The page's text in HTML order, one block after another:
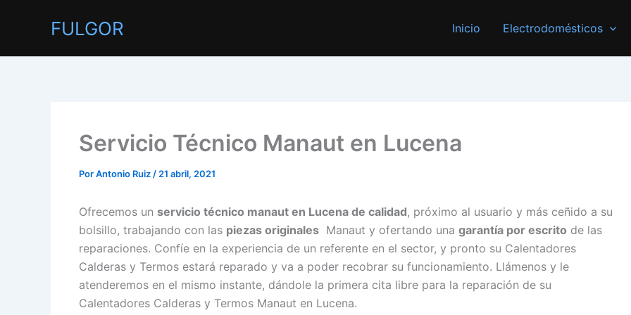
FULGOR Inicio Electrodomésticos
Servicio Técnico Manaut en Lucena
PorAntonio Ruiz / 21 abril, 2021
Ofrecemos un servicio técnico manaut en Lucena de calidad, próximo al usuario y más ceñido a su
bolsillo, trabajando con las piezas originales Manaut y ofertando una garantía por escrito de las
reparaciones. Confíe en la experiencia de un referente en el sector, y pronto su Calentadores
Calderas y Termos estará reparado y va a poder recobrar su funcionamiento. Llámenos y le
atenderemos en el mismo instante, dándole la primera cita libre para la reparación de su
Calentadores Calderas y Termos Manaut en Lucena.